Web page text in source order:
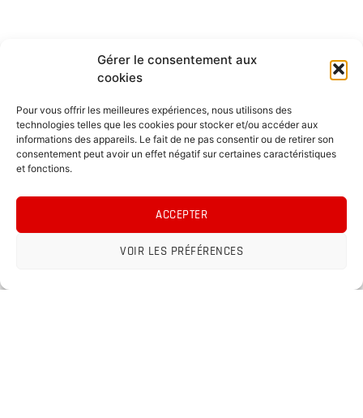
Gérer le consentement aux
cookies
Pour vous offrir les meilleures expériences, nous utilisons des
technologies telles que les cookies pour stocker et/ou accéder aux
informations des appareils. Le fait de ne pas consentir ou de retirer son
consentement peut avoir un effet négatif sur certaines caractéristiques
et fonctions.
ACCEPTER
VOIR LES PRÉFÉRENCES